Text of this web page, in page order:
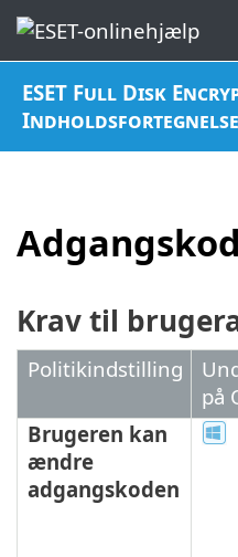
ESET Full Disk
Indholdsfortegnelse
Krav til
Politikindstilling
på
Brugeren kan
ændre
adgangskoden